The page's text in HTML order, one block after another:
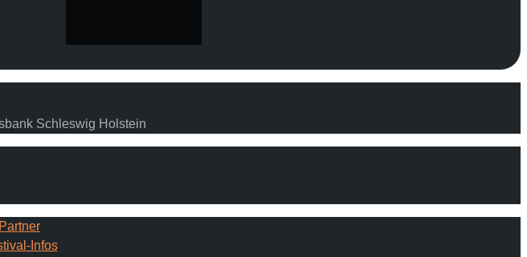
Schleswig Holstein
Partner
Infos